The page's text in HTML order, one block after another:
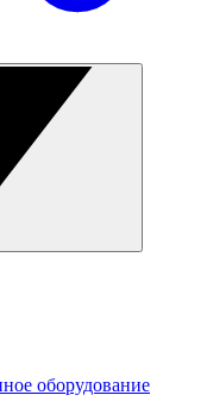
оборудование